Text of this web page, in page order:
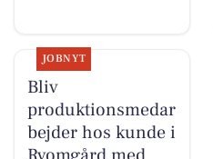
JOBNYT
Bliv
produktionsmedar
bejder hos kunde i